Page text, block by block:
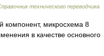
технического переводчика
компонент, микросхема 8
в качестве основного